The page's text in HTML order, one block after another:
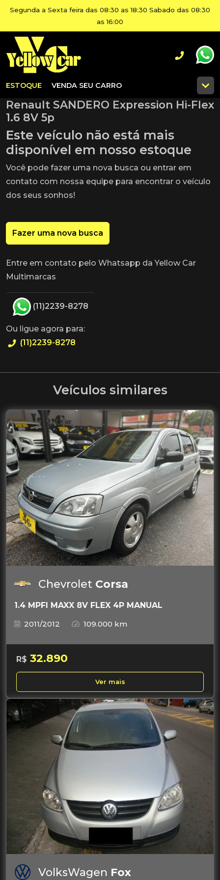
Segunda a Sexta feira das 08:30 as 18:30 Sabado das 08:30
as 16:00
ESTOQUE VENDA SEU CARRO
Renault SANDERO Expression Hi-Flex
1.6 8V 5p
Este veículo não está mais
disponível em nosso estoque
Você pode fazer uma nova busca ou entrar em
contato com nossa equipe para encontrar o veículo
dos seus sonhos!
Fazer uma nova busca
Entre em contato pelo Whatsapp da Yellow Car
Multimarcas
(11)2239-8278
Ou ligue agora para:
(11)2239-8278
Veículos similares
Chevrolet Corsa
1.4 MPFI MAXX 8V FLEX 4P MANUAL
2011/2012
109.000 km
R$ 32.890
Ver mais
VolksWagen Fox